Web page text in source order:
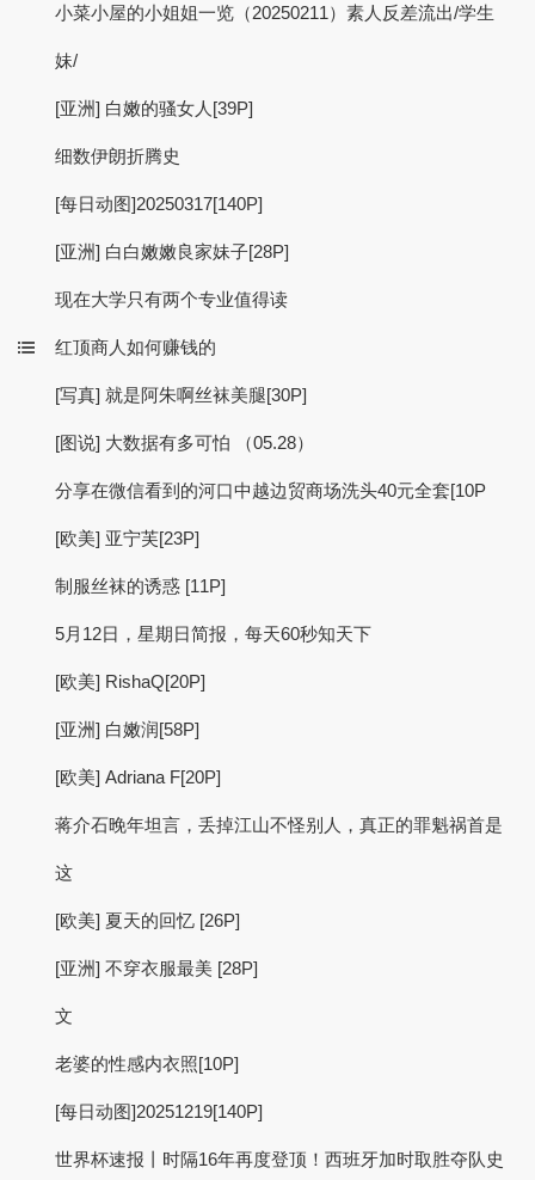
小菜小屋的小姐姐一览（20250211）素人反差流出/学生
妹/
[亚洲] 白嫩的骚女人[39P]
细数伊朗折腾史
[每日动图]20250317[140P]
[亚洲] 白白嫩嫩良家妹子[28P]
现在大学只有两个专业值得读
红顶商人如何赚钱的
[写真] 就是阿朱啊丝袜美腿[30P]
[图说] 大数据有多可怕 （05.28）
分享在微信看到的河口中越边贸商场洗头40元全套[10P
[欧美] 亚宁芙[23P]
制服丝袜的诱惑 [11P]
5月12日，星期日简报，每天60秒知天下
[欧美] RishaQ[20P]
[亚洲] 白嫩润[58P]
[欧美] Adriana F[20P]
蒋介石晚年坦言，丢掉江山不怪别人，真正的罪魁祸首是
这
[欧美] 夏天的回忆 [26P]
[亚洲] 不穿衣服最美 [28P]
文
老婆的性感内衣照[10P]
[每日动图]20251219[140P]
世界杯速报丨时隔16年再度登顶！西班牙加时取胜夺队史